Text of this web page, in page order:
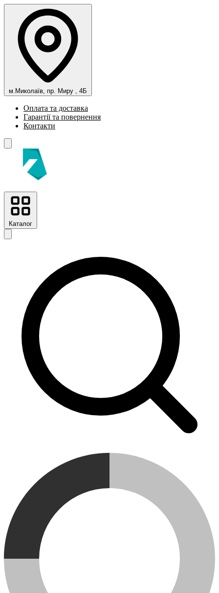
м.Миколаїв, пр. Миру , 4Б
Оплата та доставка
Гарантії та повернення
Контакти
Каталог